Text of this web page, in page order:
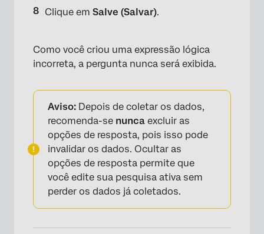
×
Clique em Salve (Salvar).
Como você criou uma expressão lógica
incorreta, a pergunta nunca será exibida.
Aviso: Depois de coletar os dados,
recomenda-se nunca excluir as
opções de resposta, pois isso pode
invalidar os dados. Ocultar as
opções de resposta permite que
você edite sua pesquisa ativa sem
perder os dados já coletados.